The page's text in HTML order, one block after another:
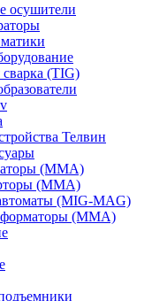
осушители
(TIG)
Телвин
(MMA)
(MMA)
(MIG-MAG)
(MMA)